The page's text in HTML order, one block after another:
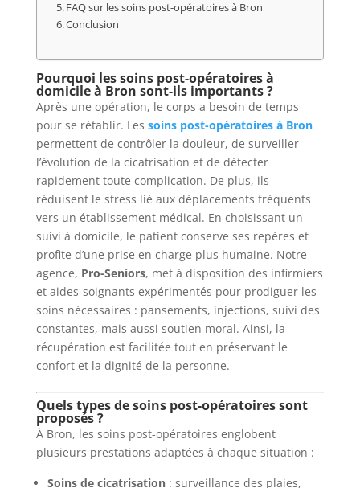
FAQ sur les soins post-opératoires à Bron
Conclusion
Pourquoi les soins post-opératoires à
domicile à Bron sont-ils importants ?
Après une opération, le corps a besoin de temps
pour se rétablir. Les soins post-opératoires à Bron
permettent de contrôler la douleur, de surveiller
l’évolution de la cicatrisation et de détecter
rapidement toute complication. De plus, ils
réduisent le stress lié aux déplacements fréquents
vers un établissement médical. En choisissant un
suivi à domicile, le patient conserve ses repères et
profite d’une prise en charge plus humaine. Notre
agence, Pro-Seniors, met à disposition des infirmiers
et aides-soignants expérimentés pour prodiguer les
soins nécessaires : pansements, injections, suivi des
constantes, mais aussi soutien moral. Ainsi, la
récupération est facilitée tout en préservant le
confort et la dignité de la personne.
Quels types de soins post-opératoires sont
proposés ?
À Bron, les soins post-opératoires englobent
plusieurs prestations adaptées à chaque situation :
Soins de cicatrisation: surveillance des plaies,